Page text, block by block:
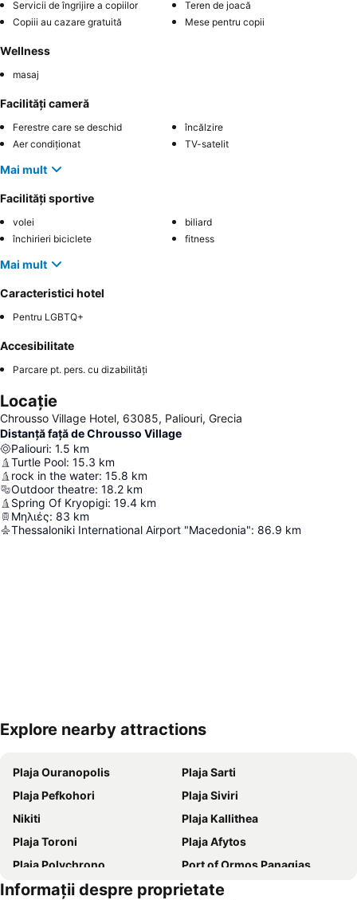
Servicii de îngrijire a copiilor
Teren de joacă
Copiii au cazare gratuită
Mese pentru copii
Wellness
masaj
Facilități cameră
Ferestre care se deschid
încălzire
Aer condiționat
TV-satelit
Mai mult
Facilități sportive
volei
biliard
închirieri biciclete
fitness
Mai mult
Caracteristici hotel
Pentru LGBTQ+
Accesibilitate
Parcare pt. pers. cu dizabilități
Locație
Chrousso Village Hotel, 63085, Paliouri, Grecia
Distanță față de Chrousso Village
Paliouri: 1.5 km
Turtle Pool: 15.3 km
rock in the water: 15.8 km
Outdoor theatre: 18.2 km
Spring Of Kryopigi: 19.4 km
Μηλιές: 83 km
Thessaloniki International Airport "Macedonia": 86.9 km
Explore nearby attractions
Plaja Ouranopolis
Plaja Sarti
Plaja Pefkohori
Plaja Siviri
Nikiti
Plaja Kallithea
Plaja Toroni
Plaja Afytos
Plaja Polychrono
Port of Ormos Panagias
Nea Potidaia
Plaja Paradisos
Informații despre proprietate